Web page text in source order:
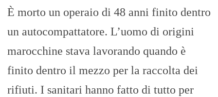
È morto un operaio di 48 anni finito dentro
un autocompattatore. L’uomo di origini
marocchine stava lavorando quando è
finito dentro il mezzo per la raccolta dei
rifiuti. I sanitari hanno fatto di tutto per